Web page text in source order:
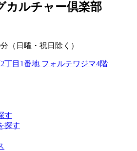
カルチャー倶楽部
（日曜・祝日除く）
丁目1番地 フォルテワジマ4階
す
探す